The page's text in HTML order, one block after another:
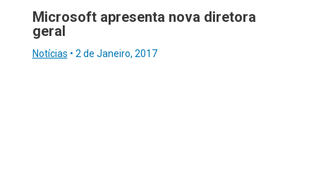
Microsoft apresenta nova diretora
geral
Notícias • 2 de Janeiro, 2017